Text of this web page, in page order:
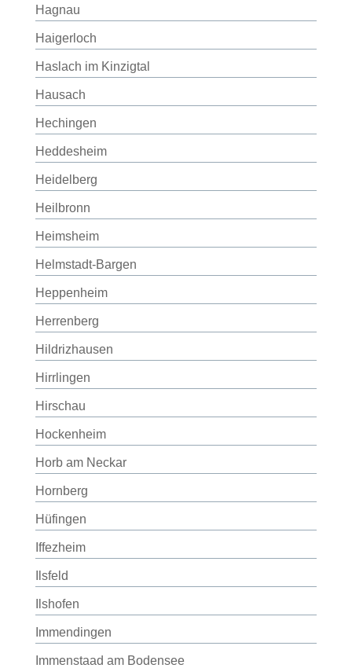
Hagnau
Haigerloch
Haslach im Kinzigtal
Hausach
Hechingen
Heddesheim
Heidelberg
Heilbronn
Heimsheim
Helmstadt-Bargen
Heppenheim
Herrenberg
Hildrizhausen
Hirrlingen
Hirschau
Hockenheim
Horb am Neckar
Hornberg
Hüfingen
Iffezheim
Ilsfeld
Ilshofen
Immendingen
Immenstaad am Bodensee